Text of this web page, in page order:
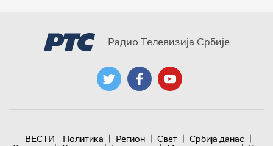
Радио Телевизија Србије
ВЕСТИ Политика | Регион | Свет | Србија данас |